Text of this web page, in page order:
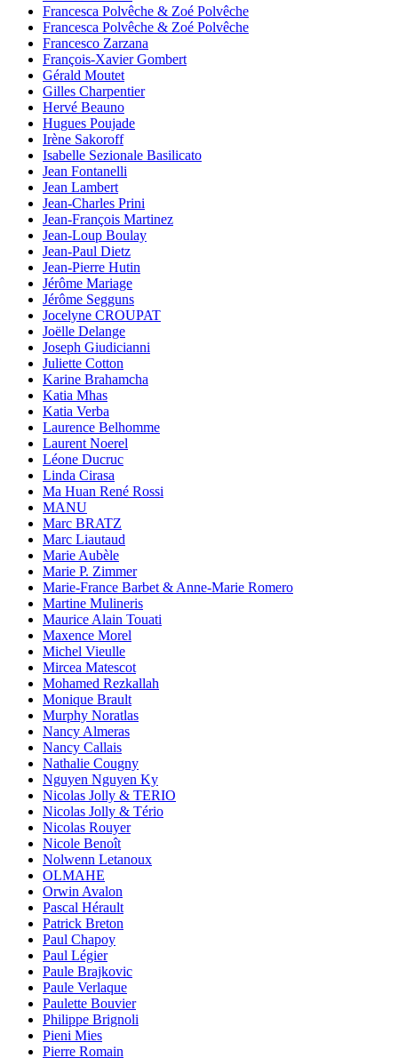
Francesca Polvêche & Zoé Polvêche
Francesca Polvêche & Zoé Polvêche
Francesco Zarzana
François-Xavier Gombert
Gérald Moutet
Gilles Charpentier
Hervé Beauno
Hugues Poujade
Irène Sakoroff
Isabelle Sezionale Basilicato
Jean Fontanelli
Jean Lambert
Jean-Charles Prini
Jean-François Martinez
Jean-Loup Boulay
Jean-Paul Dietz
Jean-Pierre Hutin
Jérôme Mariage
Jérôme Segguns
Jocelyne CROUPAT
Joëlle Delange
Joseph Giudicianni
Juliette Cotton
Karine Brahamcha
Katia Mhas
Katia Verba
Laurence Belhomme
Laurent Noerel
Léone Ducruc
Linda Cirasa
Ma Huan René Rossi
MANU
Marc BRATZ
Marc Liautaud
Marie Aubèle
Marie P. Zimmer
Marie-France Barbet & Anne-Marie Romero
Martine Mulineris
Maurice Alain Touati
Maxence Morel
Michel Vieulle
Mircea Matescot
Mohamed Rezkallah
Monique Brault
Murphy Noratlas
Nancy Almeras
Nancy Callais
Nathalie Cougny
Nguyen Nguyen Ky
Nicolas Jolly & TERIO
Nicolas Jolly & Tério
Nicolas Rouyer
Nicole Benoît
Nolwenn Letanoux
OLMAHE
Orwin Avalon
Pascal Hérault
Patrick Breton
Paul Chapoy
Paul Légier
Paule Brajkovic
Paule Verlaque
Paulette Bouvier
Philippe Brignoli
Pieni Mies
Pierre Romain